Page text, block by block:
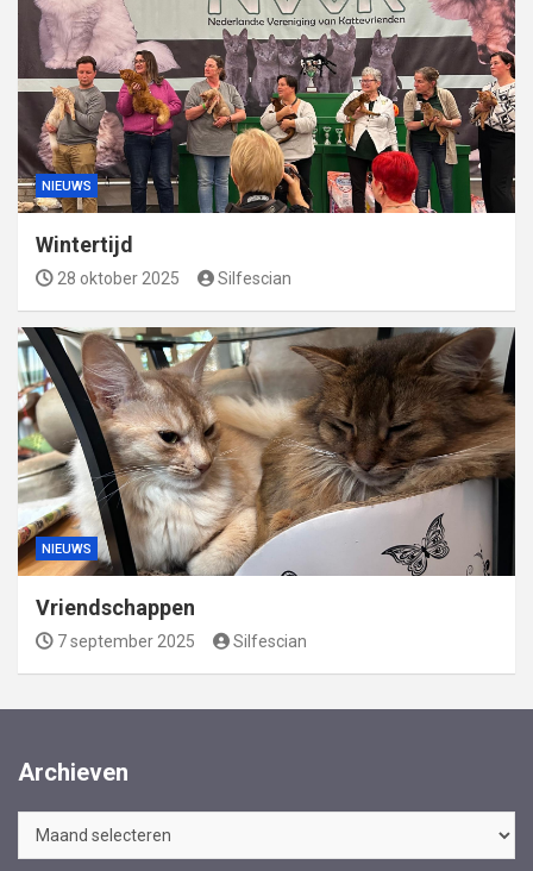
NIEUWS
Wintertijd
28 oktober 2025 Silfescian
NIEUWS
Vriendschappen
7 september 2025 Silfescian
Archieven
Archieven